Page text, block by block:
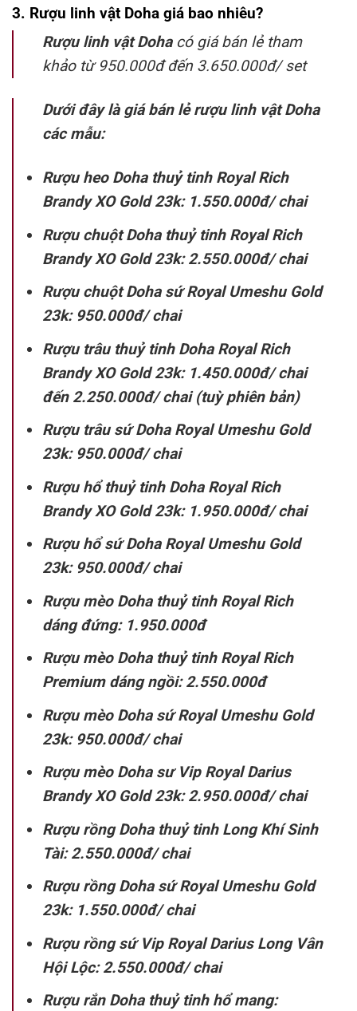
3. Rượu linh vật Doha giá bao nhiêu?
Rượu linh vật Doha có giá bán lẻ tham
khảo từ 950.000đ đến 3.650.000đ/ set
Dưới đây là giá bán lẻ rượu linh vật Doha
các mẫu:
Rượu heo Doha thuỷ tinh Royal Rich
Brandy XO Gold 23k: 1.550.000đ/ chai
Rượu chuột Doha thuỷ tinh Royal Rich
Brandy XO Gold 23k: 2.550.000đ/ chai
Rượu chuột Doha sứ Royal Umeshu Gold
23k: 950.000đ/ chai
Rượu trâu thuỷ tinh Doha Royal Rich
Brandy XO Gold 23k: 1.450.000đ/ chai
đến 2.250.000đ/ chai (tuỳ phiên bản)
Rượu trâu sứ Doha Royal Umeshu Gold
23k: 950.000đ/ chai
Rượu hổ thuỷ tinh Doha Royal Rich
Brandy XO Gold 23k: 1.950.000đ/ chai
Rượu hổ sứ Doha Royal Umeshu Gold
23k: 950.000đ/ chai
Rượu mèo Doha thuỷ tinh Royal Rich
dáng đứng: 1.950.000đ
Rượu mèo Doha thuỷ tinh Royal Rich
Premium dáng ngồi: 2.550.000đ
Rượu mèo Doha sứ Royal Umeshu Gold
23k: 950.000đ/ chai
Rượu mèo Doha sư Vip Royal Darius
Brandy XO Gold 23k: 2.950.000đ/ chai
Rượu rồng Doha thuỷ tinh Long Khí Sinh
Tài: 2.550.000đ/ chai
Rượu rồng Doha sứ Royal Umeshu Gold
23k: 1.550.000đ/ chai
Rượu rồng sứ Vip Royal Darius Long Vân
Hội Lộc: 2.550.000đ/ chai
Rượu rắn Doha thuỷ tinh hổ mang: